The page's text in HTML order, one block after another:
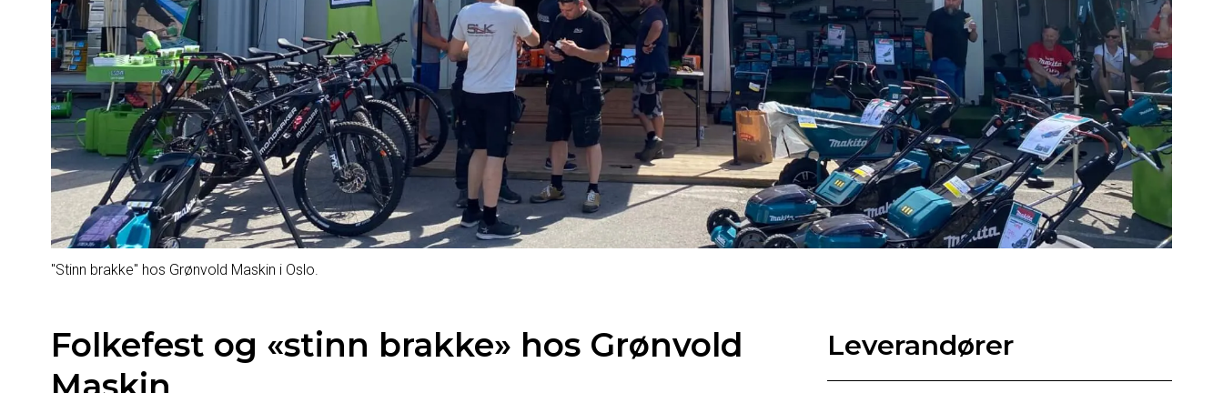
"Stinn brakke" hos Grønvold Maskin i Oslo.
Folkefest og «stinn brakke» hos Grønvold
Leverandører